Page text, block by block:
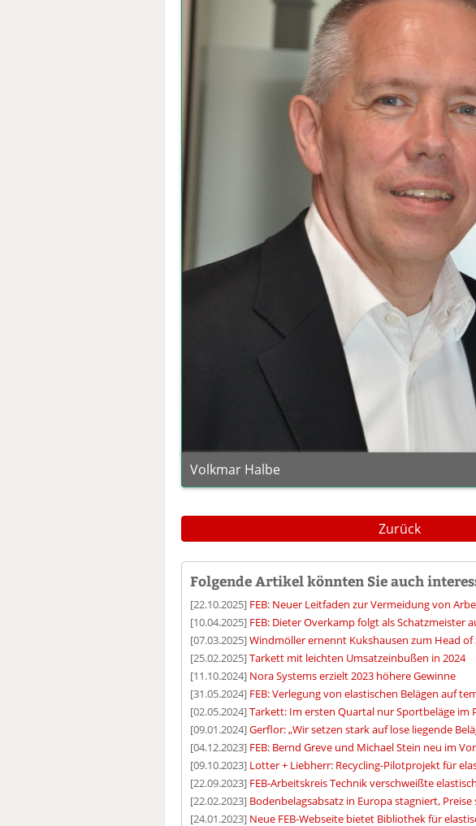
Volkmar Halbe
Zurück
Folgende Artikel könnten Sie auch
[22.10.2025] FEB: Neuer Leitfaden zur Vermeidung von
[10.04.2025] FEB: Dieter Overkamp folgt als Schatzmeister
[07.03.2025]Windmöller ernennt Kukshausen zum Head of
[25.02.2025]Tarkett mit leichten Umsatzeinbußen in 2024
[11.10.2024] Nora Systems erzielt 2023 höhere Gewinne
[31.05.2024] FEB: Verlegung von elastischen Belägen auf
[02.05.2024]Tarkett: Im ersten Quartal nur Sportbeläge im
[09.01.2024]Gerflor: „Wir setzen stark auf lose liegende
[04.12.2023] FEB: Bernd Greve und Michael Stein neu im
[09.10.2023] Lotter + Liebherr: Recycling-Pilotprojekt für
[22.09.2023] FEB-Arbeitskreis Technik verschweißte
[22.02.2023] Bodenbelagsabsatz in Europa stagniert, Preise
[24.01.2023] Neue FEB-Webseite bietet Bibliothek für